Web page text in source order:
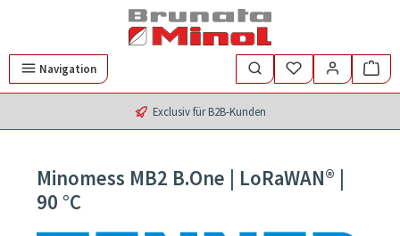
Zum Hauptinhalt springen
Navigation
Exclusiv für B2B-Kunden
Minomess MB2 B.One | LoRaWAN® |
90 °C